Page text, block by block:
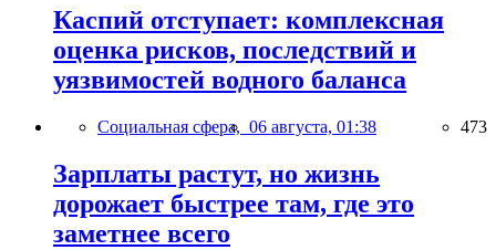
Каспий отступает: комплексная
оценка рисков, последствий и
уязвимостей водного баланса
Социальная сфера, 06 августа, 01:38 473
Зарплаты растут, но жизнь
дорожает быстрее там, где это
заметнее всего